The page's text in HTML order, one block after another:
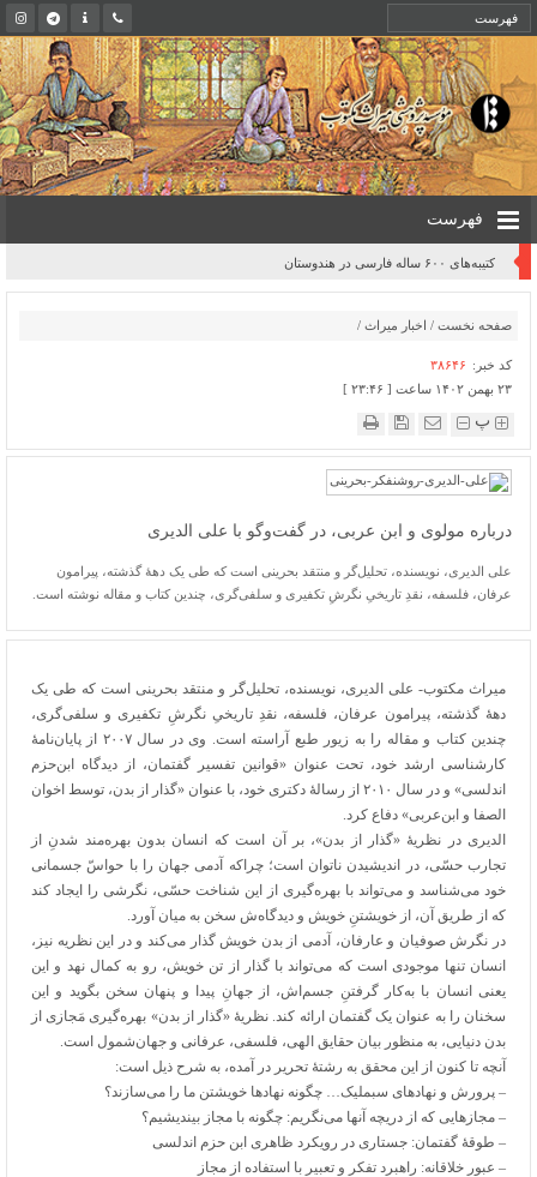
فهرست
کتیبه‌های ۶۰۰ ساله فارسی در هندوستان
صفحه نخست / اخبار میراث /
کد خبر: ۳۸۶۴۶
۲۳ بهمن ۱۴۰۲ ساعت [ ۲۳:۴۶ ]
پ
درباره مولوی و ابن عربی، در گفت‌وگو با علی الدیری
علی الدیری، نویسنده، تحلیل‌گر و منتقد بحرینی است که طی یک دههٔ گذشته، پیرامون
عرفان، فلسفه، نقدِ تاریخیِ نگرشِ تکفیری و سلفی‌گری، چندین کتاب و مقاله نوشته است.
میراث مکتوب- علی الدیری، نویسنده، تحلیل‌گر و منتقد بحرینی است که طی یک
دههٔ گذشته، پیرامون عرفان، فلسفه، نقدِ تاریخیِ نگرشِ تکفیری و سلفی‌گری،
چندین کتاب و مقاله را به زیور طبع آراسته است. وی در سال ۲۰۰۷ از پایان‌نامهٔ
کارشناسی ارشد خود، تحت عنوان «قوانین تفسیر گفتمان، از دیدگاه ابن‌حزم
اندلسی» و در سال ۲۰۱۰ از رسالهٔ دکتری خود، با عنوان «گذار از بدن، توسط اخوان
الصفا و ابن‌عربی» دفاع کرد.
الدیری در نظریهٔ «گذار از بدن»، بر آن است که انسان بدون بهره‌مند شدنِ از
تجارب حسّی، در اندیشیدن ناتوان است؛ چراکه آدمی جهان را با حواسّ جسمانی
خود می‌شناسد و می‌تواند با بهره‌گیری از این شناخت حسّی، نگرشی را ایجاد کند
که از طریق آن، از خویشتنِ خویش و دیدگاه‌ش سخن به میان آورد.
در نگرش صوفیان و عارفان، آدمی از بدن خویش گذار می‌کند و در این نظریه نیز،
انسان تنها موجودی است که می‌تواند با گذار از تن خویش، رو به کمال نهد و این
یعنی انسان با به‌کار گرفتنِ جسم‌اش، از جهانِ پیدا و پنهان سخن بگوید و این
سخنان را به عنوان یک گفتمان ارائه کند. نظریهٔ «گذار از بدن» بهره‌گیری مَجازی از
بدن دنیایی، به منظور بیان حقایق الهی، فلسفی، عرفانی و جهان‌شمول است.
آنچه تا کنون از این محقق به رشتهٔ تحریر در آمده، به شرح ذیل است:
– پرورش و نهادهای سبملیک… چگونه نهادها خویشتن ما را می‌سازند؟
– مجازهایی که از دریچه آنها می‌نگریم: چگونه با مجاز بیندیشیم؟
– طوقهٔ گفتمان: جستاری در رویکرد ظاهری ابن حزم اندلسی
– عبور خلاقانه: راهبرد تفکر و تعبیر با استفاده از مجاز